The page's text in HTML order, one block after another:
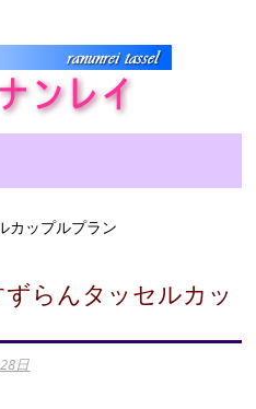
カップルプラン
らんタッセルカッ
日